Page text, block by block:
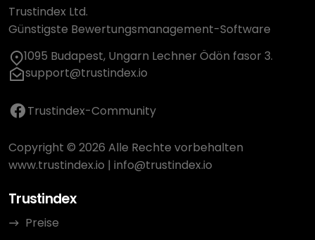
Trustindex Ltd.
Günstigste Bewertungsmanagement-Software
1095 Budapest, Ungarn Lechner Ödön fasor 3.
support@trustindex.io
Trustindex-Community
Copyright © 2026 Alle Rechte vorbehalten
www.trustindex.io | info@trustindex.io
Trustindex
Preise